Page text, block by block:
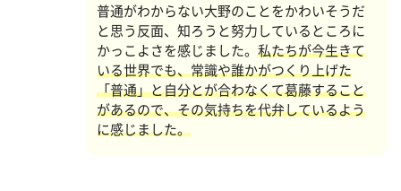
普通がわからない大野のことをかわいそうだ
と思う反面、知ろうと努力しているところに
かっこよさを感じました。 私たちが今生きて
いる世界でも、常識や誰かがつくり上げた
「普通」と自分とが合わなくて葛藤すること
があるので、その気持ちを代弁しているよう
に感じました。